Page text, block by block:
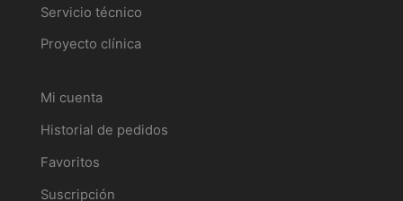
Servicio técnico
Proyecto clínica
Mi cuenta
Historial de pedidos
Favoritos
Suscripción